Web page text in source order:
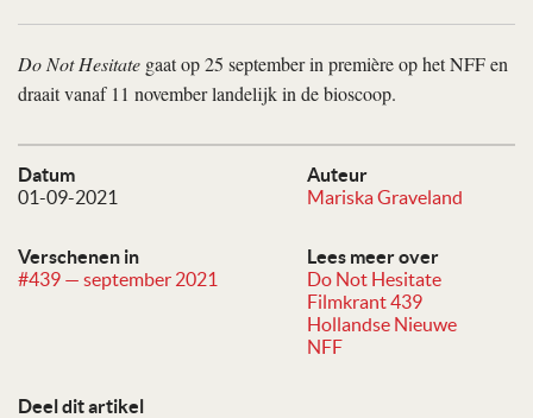
Datum
01-09-2021
Auteur
Mariska Graveland
Verschenen in
#439 — september 2021
Lees meer over
Do Not Hesitate
Filmkrant 439
Hollandse Nieuwe
NFF
Deel dit artikel
Do Not Hesitate gaat op 25 september in première op het NFF en
draait vanaf 11 november landelijk in de bioscoop.